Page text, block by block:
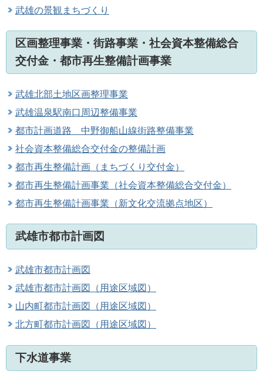
武雄の景観まちづくり
区画整理事業・街路事業・社会資本整備総合
交付金・都市再生整備計画事業
武雄北部土地区画整理事業
武雄温泉駅南口周辺整備事業
都市計画道路 中野御船山線街路整備事業
社会資本整備総合交付金の整備計画
都市再生整備計画（まちづくり交付金）
都市再生整備計画事業（社会資本整備総合交付金）
都市再生整備計画事業（新文化交流拠点地区）
武雄市都市計画図
武雄市都市計画図
武雄市都市計画図（用途区域図）
山内町都市計画図（用途区域図）
北方町都市計画図（用途区域図）
下水道事業